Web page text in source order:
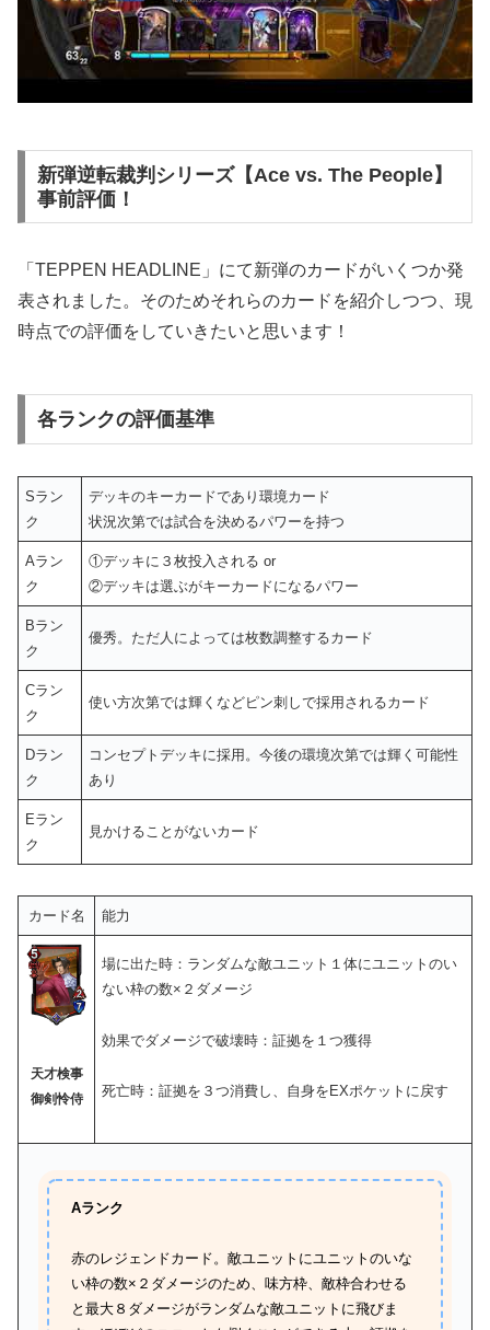
新弾逆転裁判シリーズ【Ace vs. The People】
事前評価！
「TEPPEN HEADLINE」にて新弾のカードがいくつか発
表されました。そのためそれらのカードを紹介しつつ、現
時点での評価をしていきたいと思います！
各ランクの評価基準
Sラン
ク
デッキのキーカードであり環境カード
状況次第では試合を決めるパワーを持つ
Aラン
ク
①デッキに３枚投入される or
②デッキは選ぶがキーカードになるパワー
Bラン
ク
優秀。ただ人によっては枚数調整するカード
Cラン
ク
使い方次第では輝くなどピン刺しで採用されるカード
Dラン
ク
コンセプトデッキに採用。今後の環境次第では輝く可能性
あり
Eラン
ク
見かけることがないカード
カード名 能力
天才検事
御剣怜侍
場に出た時：ランダムな敵ユニット１体にユニットのい
ない枠の数×２ダメージ
効果でダメージで破壊時：証拠を１つ獲得
死亡時：証拠を３つ消費し、自身をEXポケットに戻す
Aランク
赤のレジェンドカード。敵ユニットにユニットのいな
い枠の数×２ダメージのため、味方枠、敵枠合わせる
と最大８ダメージがランダムな敵ユニットに飛びま